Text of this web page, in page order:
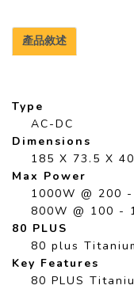
產品敘述
Type
AC-DC
Dimensions
185 X 73.5 X 40
Max Power
1000W @ 200 -
800W @ 100 -
80 PLUS
80 plus
Key Features
80 PLUS